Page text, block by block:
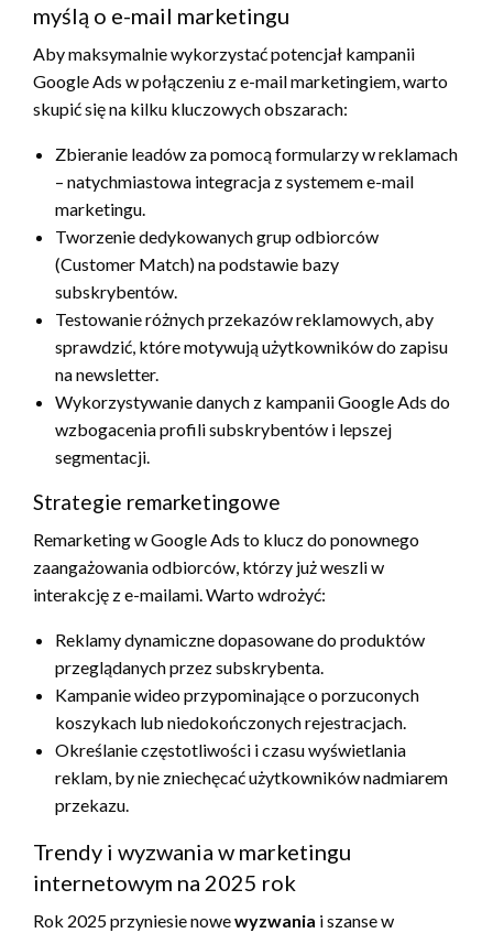
myślą o e-mail marketingu
Aby maksymalnie wykorzystać potencjał kampanii
Google Ads w połączeniu z e-mail marketingiem, warto
skupić się na kilku kluczowych obszarach:
Zbieranie leadów za pomocą formularzy w reklamach
– natychmiastowa integracja z systemem e-mail
marketingu.
Tworzenie dedykowanych grup odbiorców
(Customer Match) na podstawie bazy
subskrybentów.
Testowanie różnych przekazów reklamowych, aby
sprawdzić, które motywują użytkowników do zapisu
na newsletter.
Wykorzystywanie danych z kampanii Google Ads do
wzbogacenia profili subskrybentów i lepszej
segmentacji.
Strategie remarketingowe
Remarketing w Google Ads to klucz do ponownego
zaangażowania odbiorców, którzy już weszli w
interakcję z e-mailami. Warto wdrożyć:
Reklamy dynamiczne dopasowane do produktów
przeglądanych przez subskrybenta.
Kampanie wideo przypominające o porzuconych
koszykach lub niedokończonych rejestracjach.
Określanie częstotliwości i czasu wyświetlania
reklam, by nie zniechęcać użytkowników nadmiarem
przekazu.
Trendy i wyzwania w marketingu
internetowym na 2025 rok
Rok 2025 przyniesie nowewyzwania i szanse w